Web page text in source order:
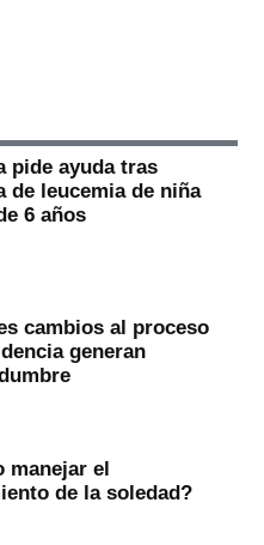
pide ayuda tras
de leucemia de niña
6 años
cambios al proceso
generan
manejar el
de la soledad?